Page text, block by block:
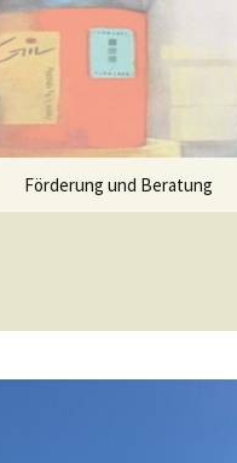
Förderung und Beratung